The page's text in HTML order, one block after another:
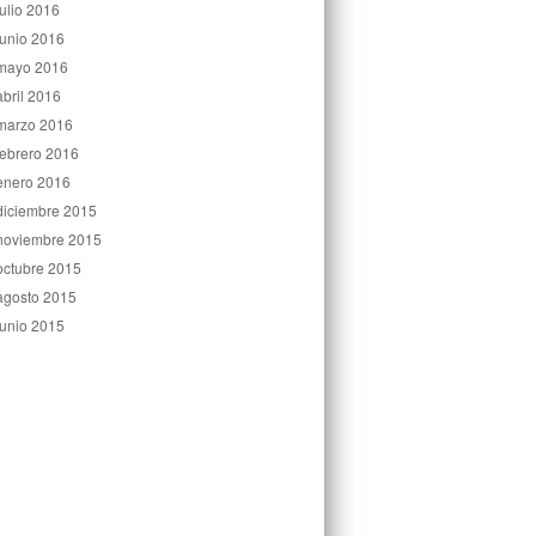
2016
2016
2016
2016
2016
2016
2016
2015
2015
2015
2015
2015